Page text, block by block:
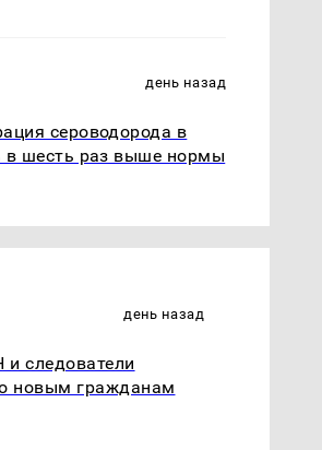
день назад
сероводорода в
в шесть раз выше нормы
день назад
следователи
новым гражданам